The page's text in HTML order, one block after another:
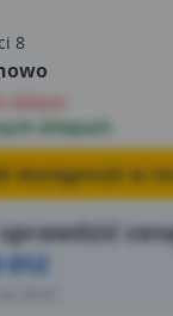
8
sklepie
sklepach
dostępność w
012